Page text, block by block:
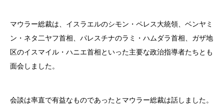
マウラー総裁は、イスラエルのシモン・ペレス大統領、ベンヤミ
ン・ネタ二ヤフ首相、パレスチナのラミ・ハムダラ首相、ガザ地
区のイスマイル・ハニエ首相といった主要な政治指導者たちとも
面会しました。
会談は率直で有益なものであったとマウラー総裁は話しました。